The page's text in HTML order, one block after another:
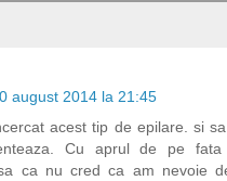
august 2014 la 21:45
acest tip de epilare. si
Cu aprul de pe
ca nu cred ca am nevoie